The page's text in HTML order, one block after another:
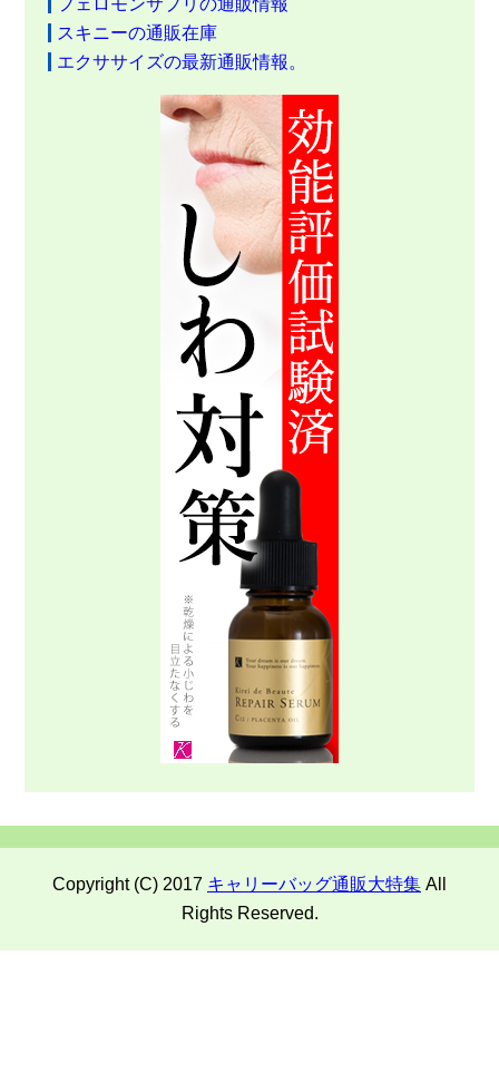
フェロモンサプリの通販情報
スキニーの通販在庫
エクササイズの最新通販情報。
Copyright (C) 2017 キャリーバッグ通販大特集 All
Rights Reserved.